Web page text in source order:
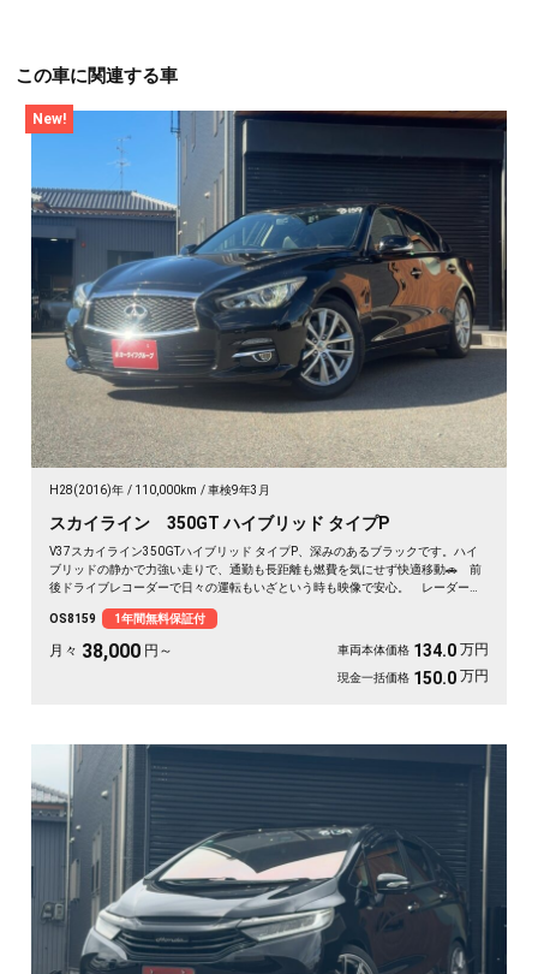
この車に関連する車
New!
H28(2016)年 110,000km 車検9年3月
スカイライン 350GT ハイブリッド タイプP
V37スカイライン350GTハイブリッド タイプP、深みのあるブラックです。ハイ
ブリッドの静かで力強い走りで、通勤も長距離も燃費を気にせず快適移動🚗 前
後ドライブレコーダーで日々の運転もいざという時も映像で安心。 レーダーク
と停められます。 仕事帰りにふらっと遠出したくなる、そんな相棒です✨ 高
級セダンがお値打ち、《1年保証付》で気持ちよく乗り出せます💫👍
OS8159 1年間無料保証付
月々 38,000 円～ 車両本体価格 134.0 万円
現金一括価格 150.0 万円